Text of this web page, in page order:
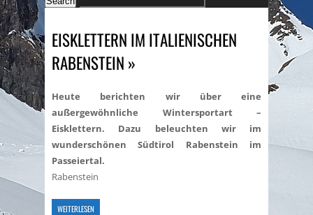
EISKLETTERN IM ITALIENISCHEN
RABENSTEIN »
Heute berichten wir über eine
außergewöhnliche Wintersportart –
Eisklettern. Dazu beleuchten wir im
wunderschönen Südtirol Rabenstein im
Passeiertal.
Rabenstein
WEITERLESEN